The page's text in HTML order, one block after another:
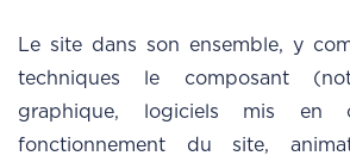
Le site dans son ensemble, y
techniques le composant
graphique, logiciels mis
fonctionnement du site,